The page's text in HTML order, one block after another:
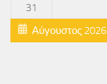
Αύγουστος 2026
31